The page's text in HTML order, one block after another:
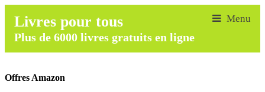
Livres pour tous
Plus de 6000 livres gratuits en ligne
Offres Amazon